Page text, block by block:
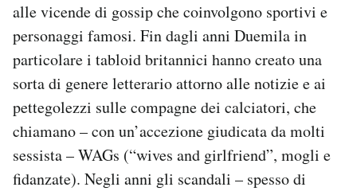
alle vicende di gossip che coinvolgono sportivi e
personaggi famosi. Fin dagli anni Duemila in
particolare i tabloid britannici hanno creato una
sorta di genere letterario attorno alle notizie e ai
pettegolezzi sulle compagne dei calciatori, che
chiamano – con un’accezione giudicata da molti
sessista – WAGs (“wives and girlfriend”, mogli e
fidanzate). Negli anni gli scandali – spesso di